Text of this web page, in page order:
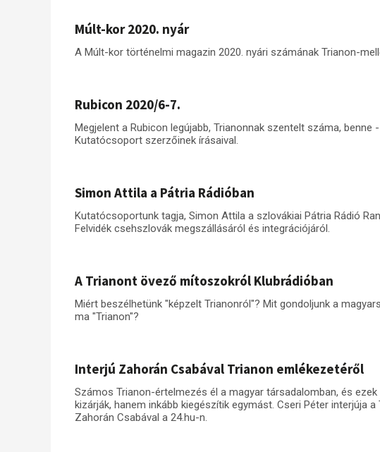
Múlt-kor 2020. nyár
A Múlt-kor történelmi magazin 2020. nyári számának Trianon-
Rubicon 2020/6-7.
Megjelent a Rubicon legújabb, Trianonnak szentelt száma, benne
Kutatócsoport szerzőinek írásaival.
Simon Attila a Pátria Rádióban
Kutatócsoportunk tagja, Simon Attila a szlovákiai Pátria Rádió
Felvidék csehszlovák megszállásáról és integrációjáról.
A Trianont övező mítoszokról Klubrádióban
Miért beszélhetünk "képzelt Trianonról"? Mit gondoljunk a
ma "Trianon"?
Interjú Zahorán Csabával Trianon emlékezetéről
Számos Trianon-értelmezés él a magyar társadalomban, és
kizárják, hanem inkább kiegészítik egymást. Cseri Péter interjúja
Zahorán Csabával a 24.hu-n.